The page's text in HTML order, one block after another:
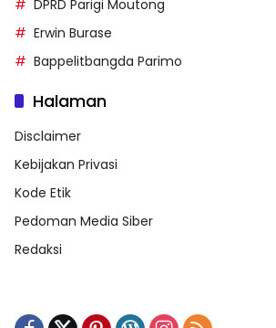
DPRD Parigi Moutong
Erwin Burase
Bappelitbangda Parimo
Halaman
Disclaimer
Kebijakan Privasi
Kode Etik
Pedoman Media Siber
Redaksi